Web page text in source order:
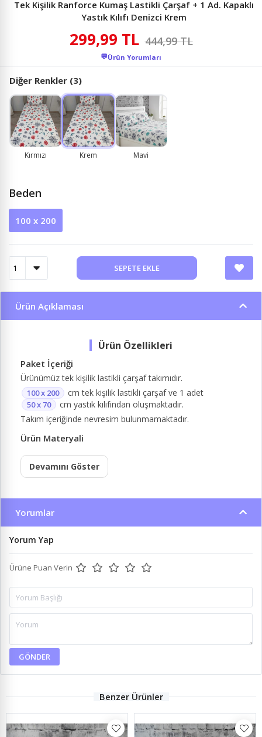
Tek Kişilik Ranforce Kumaş Lastikli Çarşaf + 1 Ad. Kapaklı
Yastık Kılıfı Denizci Krem
299,99 TL 444,99 TL
💬Ürün Yorumları
Diğer Renkler (3)
Kırmızı Krem Mavi
Beden
100 x 200
SEPETE EKLE
Ürün Açıklaması
Paket İçeriği
Ürünümüz tek kişilik lastikli çarşaf takımıdır.
100 x 200 cm tek kişilik lastikli çarşaf ve 1 adet
50 x 70
cm yastık kılıfından oluşmaktadır.
Takım içeriğinde nevresim bulunmamaktadır.
Ürün Materyali
Devamını Göster
Yorumlar
Yorum Yap
Ürüne Puan Verin
GÖNDER
Benzer Ürünler